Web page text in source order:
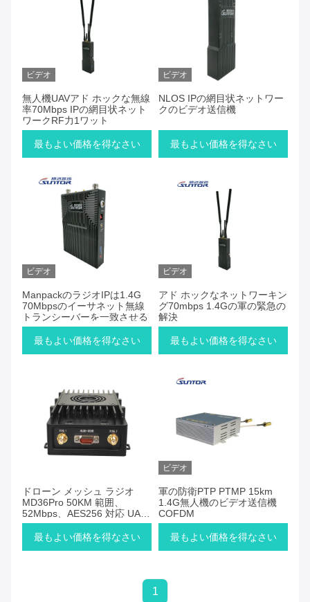
ビデオ
無人機UAVアド ホックな無線
率70Mbps IPの網目状ネット
ワークRF力1ワット
最もよい価格を得なさい
ビデオ
NLOS IPの網目状ネットワー
クのビデオ送信機
最もよい価格を得なさい
ビデオ
ManpackのラジオIPは1.4G
70Mbpsのイーサネット無線
トランシーバーを一致させる
最もよい価格を得なさい
ビデオ
アド ホックなネットワーキン
グ70mbps 1.4Gの軍の緊急の
解決
最もよい価格を得なさい
ドローン メッシュ ラジオ
MD36Pro 50KM 範囲、
52Mbps、AES256 対応 UAV
通信用
最もよい価格を得なさい
ビデオ
軍の防衛PTP PTMP 15km
1.4G無人機のビデオ送信機
COFDM
最もよい価格を得なさい
1